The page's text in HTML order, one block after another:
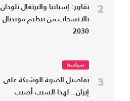
2
تقارير: إسبانيا والبرتغال تلوحان
بالانسحاب من تنظيم مونديال
2030
3
سياسة
تفاصيل الضربة الوشيكة على
إيران.. لهذا السبب أصيب